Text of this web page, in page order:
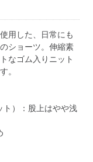
用した、日常にも
ショーツ。伸縮素
なゴム入りニット
。
ト）：股上はやや浅